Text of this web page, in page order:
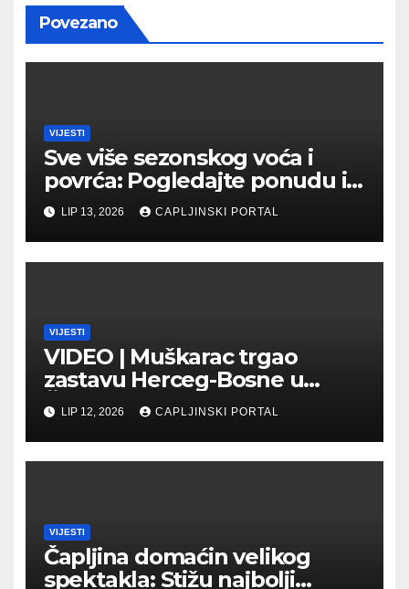
Povezano
VIJESTI
Sve više sezonskog voća i
povrća: Pogledajte ponudu i
cijene na čapljinskoj
Veletržnici
LIP 13, 2026 CAPLJINSKI PORTAL
VIJESTI
VIDEO | Muškarac trgao
zastavu Herceg-Bosne u
Čapljini: Traži se hitno
uhićenje
LIP 12, 2026 CAPLJINSKI PORTAL
VIJESTI
Čapljina domaćin velikog
spektakla: Stižu najbolji